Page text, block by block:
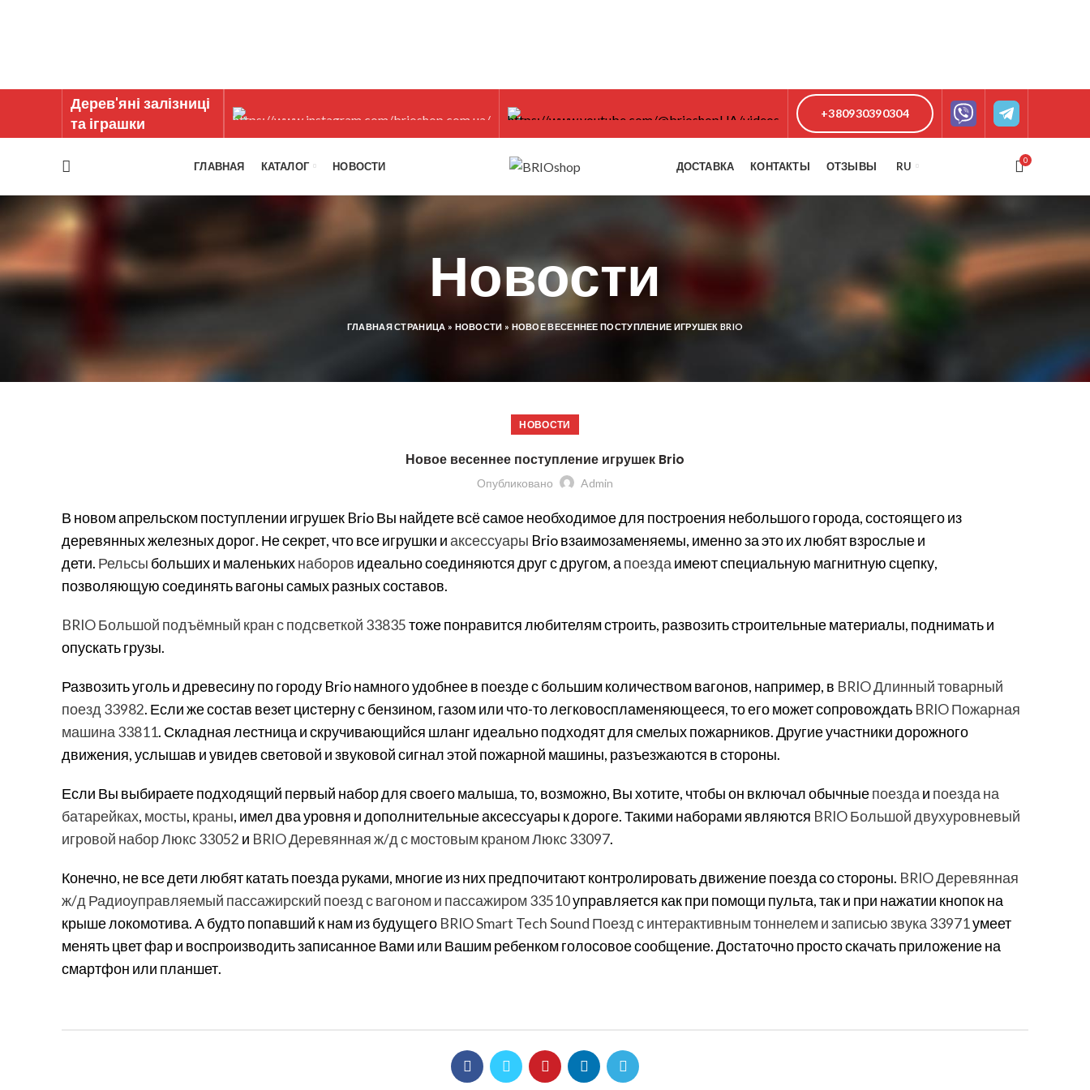
Дерев'яні залізниці
та іграшки
+380930390304
ГЛАВНАЯ КАТАЛОГ НОВОСТИ ДОСТАВКА КОНТАКТЫ ОТЗЫВЫ RU 0
Новости
ГЛАВНАЯ СТРАНИЦА » НОВОСТИ » НОВОЕ ВЕСЕННЕЕ ПОСТУПЛЕНИЕ ИГРУШЕК BRIO
НОВОСТИ
Новое весеннее поступление игрушек Brio
Опубликовано Admin
В новом апрельском поступлении игрушек Brio Вы найдете всё самое необходимое для построения небольшого города, состоящего из
деревянных железных дорог. Не секрет, что все игрушки иаксессуары Brio взаимозаменяемы, именно за это их любят взрослые и
дети. Рельсы больших и маленькихнаборов идеально соединяются друг с другом, апоезда имеют специальную магнитную сцепку,
позволяющую соединять вагоны самых разных составов.
BRIO Большой подъёмный кран с подсветкой 33835тоже понравится любителям строить, развозить строительные материалы, поднимать и
опускать грузы.
Развозить уголь и древесину по городу Brio намного удобнее в поезде с большим количеством вагонов, например, в BRIO Длинный товарный
поезд 33982. Если же состав везет цистерну с бензином, газом или что-то легковоспламеняющееся, то его может сопровождать BRIO Пожарная
машина 33811. Складная лестница и скручивающийся шланг идеально подходят для смелых пожарников. Другие участники дорожного
движения, услышав и увидев световой и звуковой сигнал этой пожарной машины, разъезжаются в стороны.
Если Вы выбираете подходящий первый набор для своего малыша, то, возможно, Вы хотите, чтобы он включал обычныепоезда и поезда на
батарейках, мосты, краны, имел два уровня и дополнительные аксессуары к дороге. Такими наборами являются BRIO Большой двухуровневый
игровой набор Люкс 33052 и BRIO Деревянная ж/д с мостовым краном Люкс 33097.
Конечно, не все дети любят катать поезда руками, многие из них предпочитают контролировать движение поезда со стороны. BRIO Деревянная
ж/д Радиоуправляемый пассажирский поезд с вагоном и пассажиром 33510управляется как при помощи пульта, так и при нажатии кнопок на
крыше локомотива. А будто попавший к нам из будущего BRIO Smart Tech Sound Поезд с интерактивным тоннелем и записью звука 33971умеет
менять цвет фар и воспроизводить записанное Вами или Вашим ребенком голосовое сообщение. Достаточно просто скачать приложение на
смартфон или планшет.